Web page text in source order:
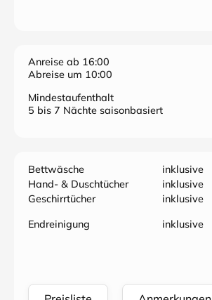
Anreise ab 16:00
Abreise um 10:00
Mindestaufenthalt
5 bis 7 Nächte saisonbasiert
Bettwäsche
inklusive
Hand- & Duschtücher
inklusive
Geschirrtücher
inklusive
Endreinigung
inklusive